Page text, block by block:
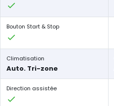
Bouton Start & Stop
Climatisation
Auto. Tri-zone
Direction assistée